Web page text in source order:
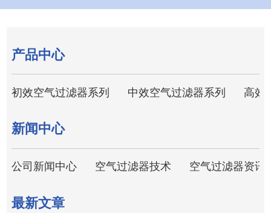
产品中心
初效空气过滤器系列 中效空气过滤器系列 高效
新闻中心
公司新闻中心 空气过滤器技术 空气过滤器资讯
最新文章